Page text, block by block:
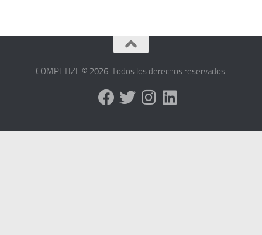
COMPETIZE © 2026. Todos los derechos reservados.